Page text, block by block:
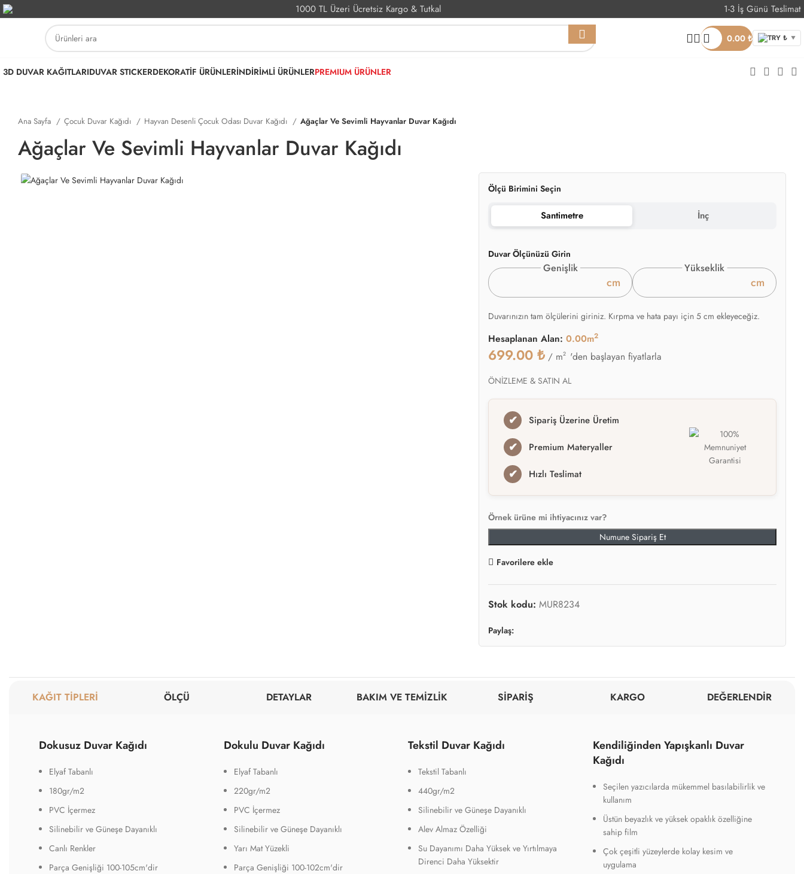
1000 TL Üzeri Ücretsiz Kargo & Tutkal 1-3 İş Günü Teslimat
0.00 ₺ TRY ₺ ▼
3D DUVAR KAĞITLARIDUVAR STICKERDEKORATİF ÜRÜNLERİNDİRİMLİ ÜRÜNLERPREMIUM ÜRÜNLER
Ana Sayfa Çocuk Duvar Kağıdı Hayvan Desenli Çocuk Odası Duvar Kağıdı Ağaçlar Ve Sevimli Hayvanlar Duvar Kağıdı
Ağaçlar Ve Sevimli Hayvanlar Duvar Kağıdı
Ölçü Birimini Seçin
Santimetre İnç
Duvar Ölçünüzü Girin
Genişlik
cm
Yükseklik
cm
Duvarınızın tam ölçülerini giriniz. Kırpma ve hata payı için 5 cm ekleyeceğiz.
Hesaplanan Alan:0.00m2
699.00₺ / m2 'den başlayan fiyatlarla
ÖNİZLEME & SATIN AL
✔ Sipariş Üzerine Üretim
✔ Premium Materyaller
✔ Hızlı Teslimat
Örnek ürüne mi ihtiyacınız var?
Numune Sipariş Et
Favorilere ekle
Stok kodu:MUR8234
Paylaş:
KAĞIT TİPLERİ ÖLÇÜ DETAYLAR BAKIM VE TEMİZLİK SİPARİŞ KARGO DEĞERLENDİR
Dokusuz Duvar Kağıdı
Elyaf Tabanlı
180gr/m2
PVC İçermez
Silinebilir ve Güneşe Dayanıklı
Canlı Renkler
Parça Genişliği 100-105cm'dir
Dokulu Duvar Kağıdı
Elyaf Tabanlı
220gr/m2
PVC İçermez
Silinebilir ve Güneşe Dayanıklı
Yarı Mat Yüzekli
Parça Genişliği 100-102cm'dir
Tekstil Duvar Kağıdı
Tekstil Tabanlı
440gr/m2
Silinebilir ve Güneşe Dayanıklı
Alev Almaz Özelliği
Su Dayanımı Daha Yüksek ve Yırtılmaya
Direnci Daha Yüksektir
Kendiliğinden Yapışkanlı Duvar
Kağıdı
Seçilen yazıcılarda mükemmel basılabilirlik ve
kullanım
Üstün beyazlık ve yüksek opaklık özelliğine
sahip film
Çok çeşitli yüzeylerde kolay kesim ve
uygulama